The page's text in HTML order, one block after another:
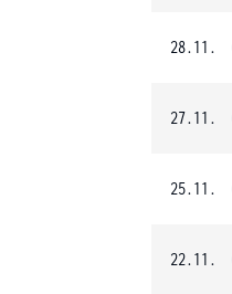
28.11.
27.11.
25.11.
22.11.